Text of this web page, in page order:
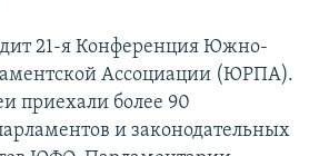
21-я Конференция Южно-
Ассоциации (ЮРПА).
приехали более 90
и законодательных